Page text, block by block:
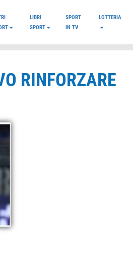
LIBRI
SPORT
SPORT
IN TV
LOTTERIA
RINFORZARE